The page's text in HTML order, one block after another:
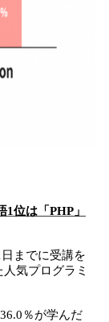
位は「PHP」
までに受講を
気プログラミ
％が学んだ